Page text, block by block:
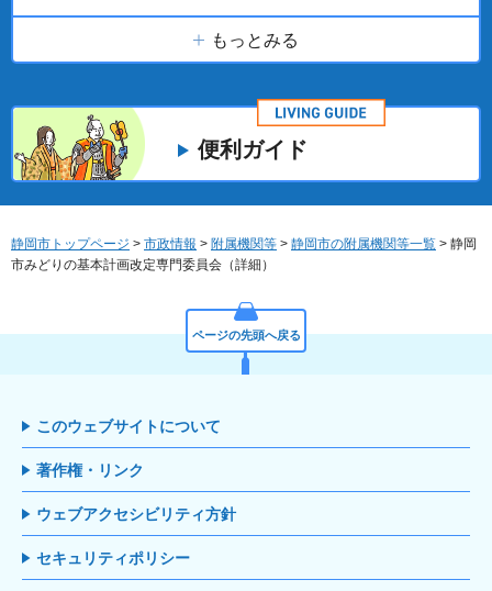
もっとみる
便利ガイド
静岡市トップページ > 市政情報 > 附属機関等 > 静岡市の附属機関等一覧 > 静岡
市みどりの基本計画改定専門委員会（詳細）
ページの先頭へ戻る
このウェブサイトについて
著作権・リンク
ウェブアクセシビリティ方針
セキュリティポリシー